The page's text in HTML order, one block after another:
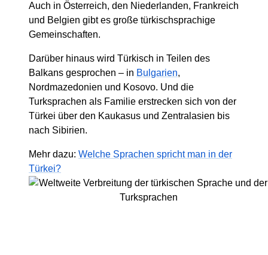
Auch in Österreich, den Niederlanden, Frankreich
und Belgien gibt es große türkischsprachige
Gemeinschaften.
Darüber hinaus wird Türkisch in Teilen des
Balkans gesprochen – in Bulgarien,
Nordmazedonien und Kosovo. Und die
Turksprachen als Familie erstrecken sich von der
Türkei über den Kaukasus und Zentralasien bis
nach Sibirien.
Mehr dazu: Welche Sprachen spricht man in der
Türkei?